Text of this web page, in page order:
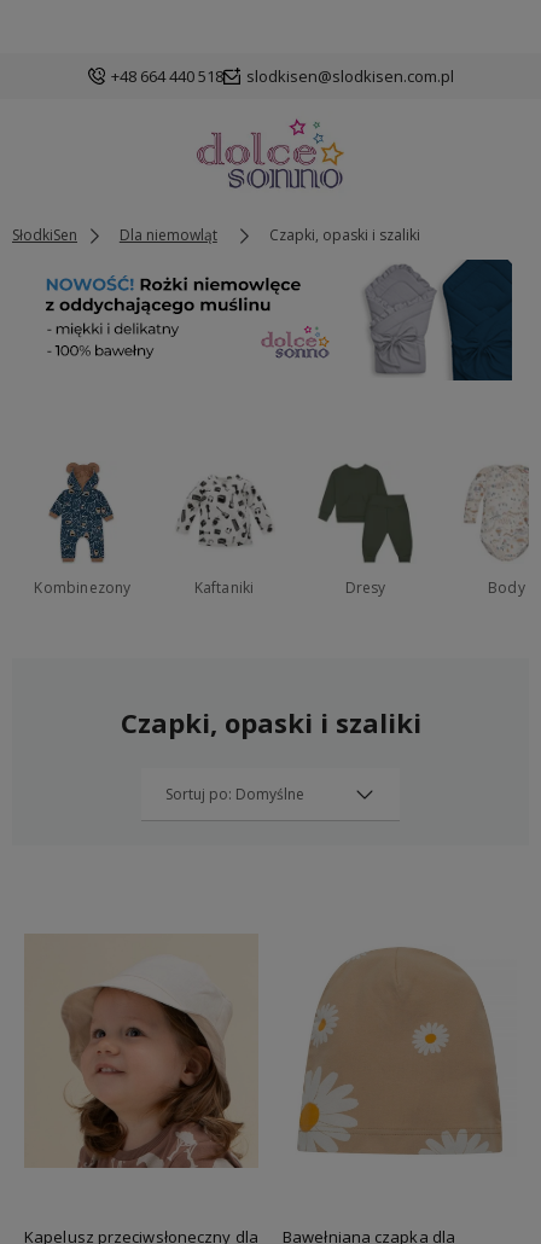
+48 664 440 518 slodkisen@slodkisen.com.pl
SłodkiSen Dla niemowląt Czapki, opaski i szaliki
Kombinezony Kaftaniki Dresy Body
Czapki, opaski i szaliki
Kapelusz przeciwsłoneczny dla
Bawełniana czapka dla